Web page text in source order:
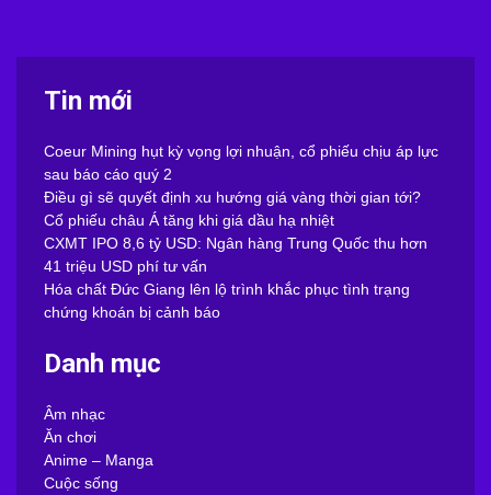
Tin mới
Coeur Mining hụt kỳ vọng lợi nhuận, cổ phiếu chịu áp lực
sau báo cáo quý 2
Điều gì sẽ quyết định xu hướng giá vàng thời gian tới?
Cổ phiếu châu Á tăng khi giá dầu hạ nhiệt
CXMT IPO 8,6 tỷ USD: Ngân hàng Trung Quốc thu hơn
41 triệu USD phí tư vấn
Hóa chất Đức Giang lên lộ trình khắc phục tình trạng
chứng khoán bị cảnh báo
Danh mục
Âm nhạc
Ăn chơi
Anime – Manga
Cuộc sống